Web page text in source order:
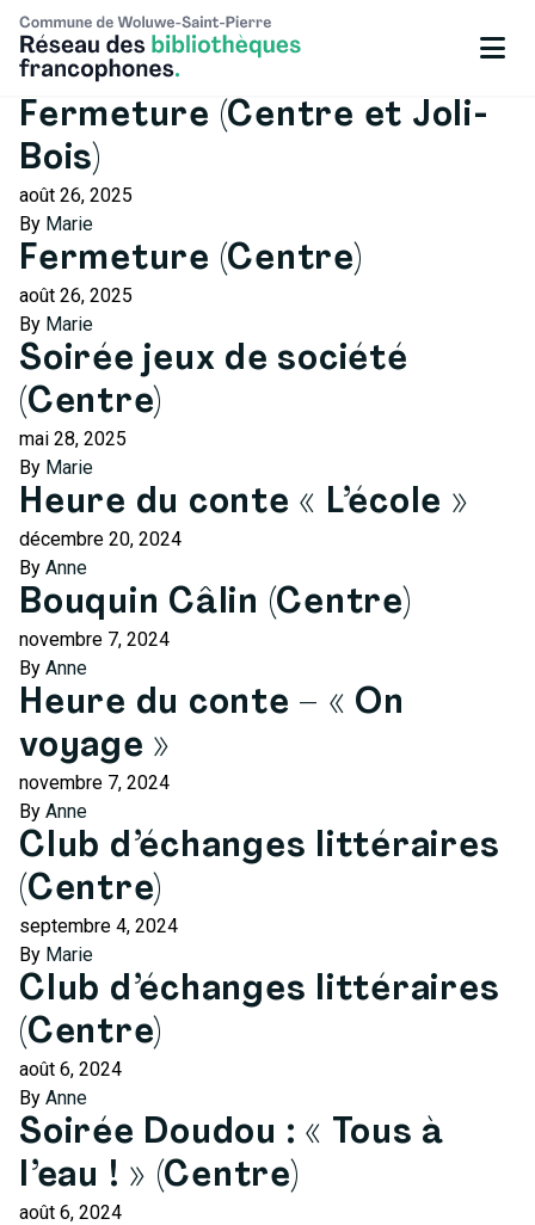
Fermeture (Centre et Joli-
Bois)
août 26, 2025
By Marie
Fermeture (Centre)
août 26, 2025
By Marie
Soirée jeux de société
(Centre)
mai 28, 2025
By Marie
Heure du conte « L’école »
décembre 20, 2024
By Anne
Bouquin Câlin (Centre)
novembre 7, 2024
By Anne
Heure du conte – « On
voyage »
novembre 7, 2024
By Anne
Club d’échanges littéraires
(Centre)
septembre 4, 2024
By Marie
Club d’échanges littéraires
(Centre)
août 6, 2024
By Anne
Soirée Doudou : « Tous à
l’eau ! » (Centre)
août 6, 2024